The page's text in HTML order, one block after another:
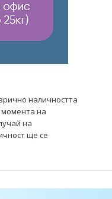
наличността
момента на
на
ще се